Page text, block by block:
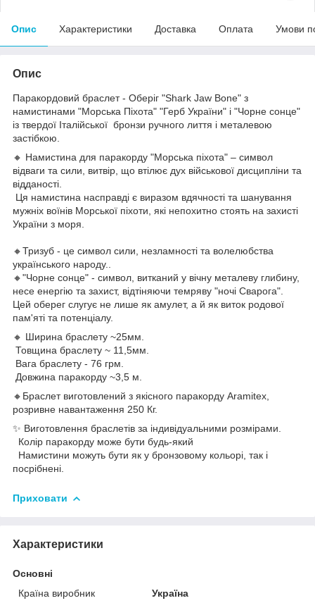
Опис Характеристики Доставка Оплата Умови
Опис
Паракордовий браслет - Оберіг "Shark Jaw Bone" з
намистинами "Морська Піхота" "Герб України" і "Чорне сонце"
із твердої Італійської бронзи ручного лиття і металевою
застібкою.
🔸 Намистина для паракорду "Морська піхота" – символ
відваги та сили, витвір, що втілює дух військової дисципліни та
відданості.
Ця намистина насправді є виразом вдячності та шанування
мужніх воїнів Морської піхоти, які непохитно стоять на захисті
України з моря.
🔸Тризуб - це символ сили, незламності та волелюбства
українського народу..
🔸"Чорне сонце" - символ, витканий у вічну металеву глибину,
несе енергію та захист, відтіняючи темряву "ночі Сварога".
Цей оберег слугує не лише як амулет, а й як виток родової
пам'яті та потенціалу.
🔸 Ширина браслету ~25мм.
Товщина браслету ~ 11,5мм.
Вага браслету - 76 грм.
Довжина паракорду ~3,5 м.
🔸Браслет виготовлений з якісного паракорду Aramitex,
розривне навантаження 250 Кг.
✨ Виготовлення браслетів за індивідуальними розмірами.
Колір паракорду може бути будь-який
Намистини можуть бути як у бронзовому кольорі, так і
посрібнені.
Приховати
Характеристики
Основні
Країна виробник
Україна